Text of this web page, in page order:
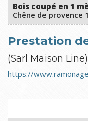
Bois coupé en 1
Chêne de provence
Prestation
(Sarl Maison
https://